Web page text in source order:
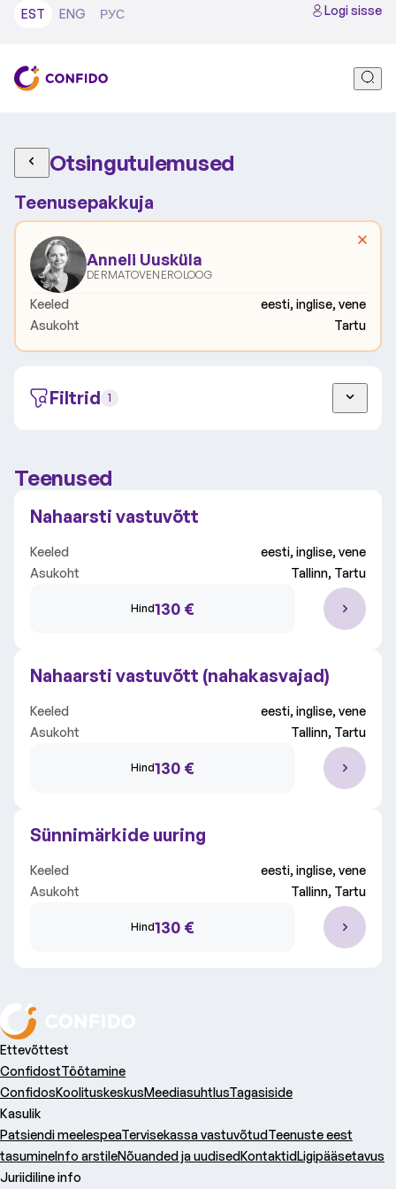
EST ENG РУС Logi sisse
Teenused
Nahaarsti vastuvõtt
Keeled
eesti, inglise, vene
Asukoht
Tallinn, Tartu
Hind130 €
Nahaarsti vastuvõtt (nahakasvajad)
Keeled
eesti, inglise, vene
Asukoht
Tallinn, Tartu
Hind130 €
Sünnimärkide uuring
Keeled
eesti, inglise, vene
Asukoht
Tallinn, Tartu
Hind130 €
Otsingutulemused
Teenusepakkuja
Anneli Uusküla
DERMATOVENEROLOOG
Keeled
eesti, inglise, vene
Asukoht
Tartu
Filtrid 1
Video
Kõik kliinikud
Vali valdkond
Kõik valdkonnad
Ettevõttest
ConfidostTöötamine
ConfidosKoolituskeskusMeediasuhtlusTagasiside
Kasulik
Patsiendi meelespeaTervisekassa vastuvõtudTeenuste eest
tasumineInfo arstileNõuanded ja uudisedKontaktidLigipääsetavus
Juriidiline info